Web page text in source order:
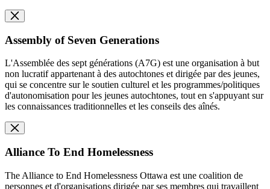
Assembly of Seven Generations
L'Assemblée des sept générations (A7G) est une organisation à but
non lucratif appartenant à des autochtones et dirigée par des jeunes,
qui se concentre sur le soutien culturel et les programmes/politiques
d'autonomisation pour les jeunes autochtones, tout en s'appuyant sur
les connaissances traditionnelles et les conseils des aînés.
Alliance To End Homelessness
The Alliance to End Homelessness Ottawa est une coalition de
personnes et d'organisations dirigée par ses membres qui travaillent